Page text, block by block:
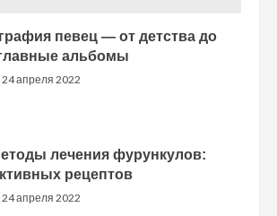
певец — от детства до
альбомы
24 апреля 2022
лечения фурункулов:
рецептов
24 апреля 2022